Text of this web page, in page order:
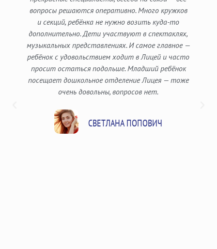
Профессионализм, индивидуальный подход, юмор,
доброта, в меру строгость, справедливость — всё
это есть в этой замечательной женщине, которая
ведёт наших детей по пути образовательного
и личностного роста. Огромная благодарность
и глубокое уважение нашей любимой Ирине Игоревне
Газукиной! А что касается Лицея — для нас это
настоящая находка! Близко, удобно, всегда чисто
и безопасность, проводятся экскурсии на каникулах,
реализован грамотный и продуманный подход